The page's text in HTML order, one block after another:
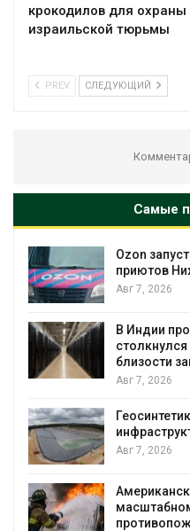
крокодилов для охраны
израильской тюрьмы
PREV СЛЕДУЮЩИЙ
Самые
Ozon
приютов
Авг 7, 2026
В Индии
близости
Авг 7, 2026
Авг 7, 2026